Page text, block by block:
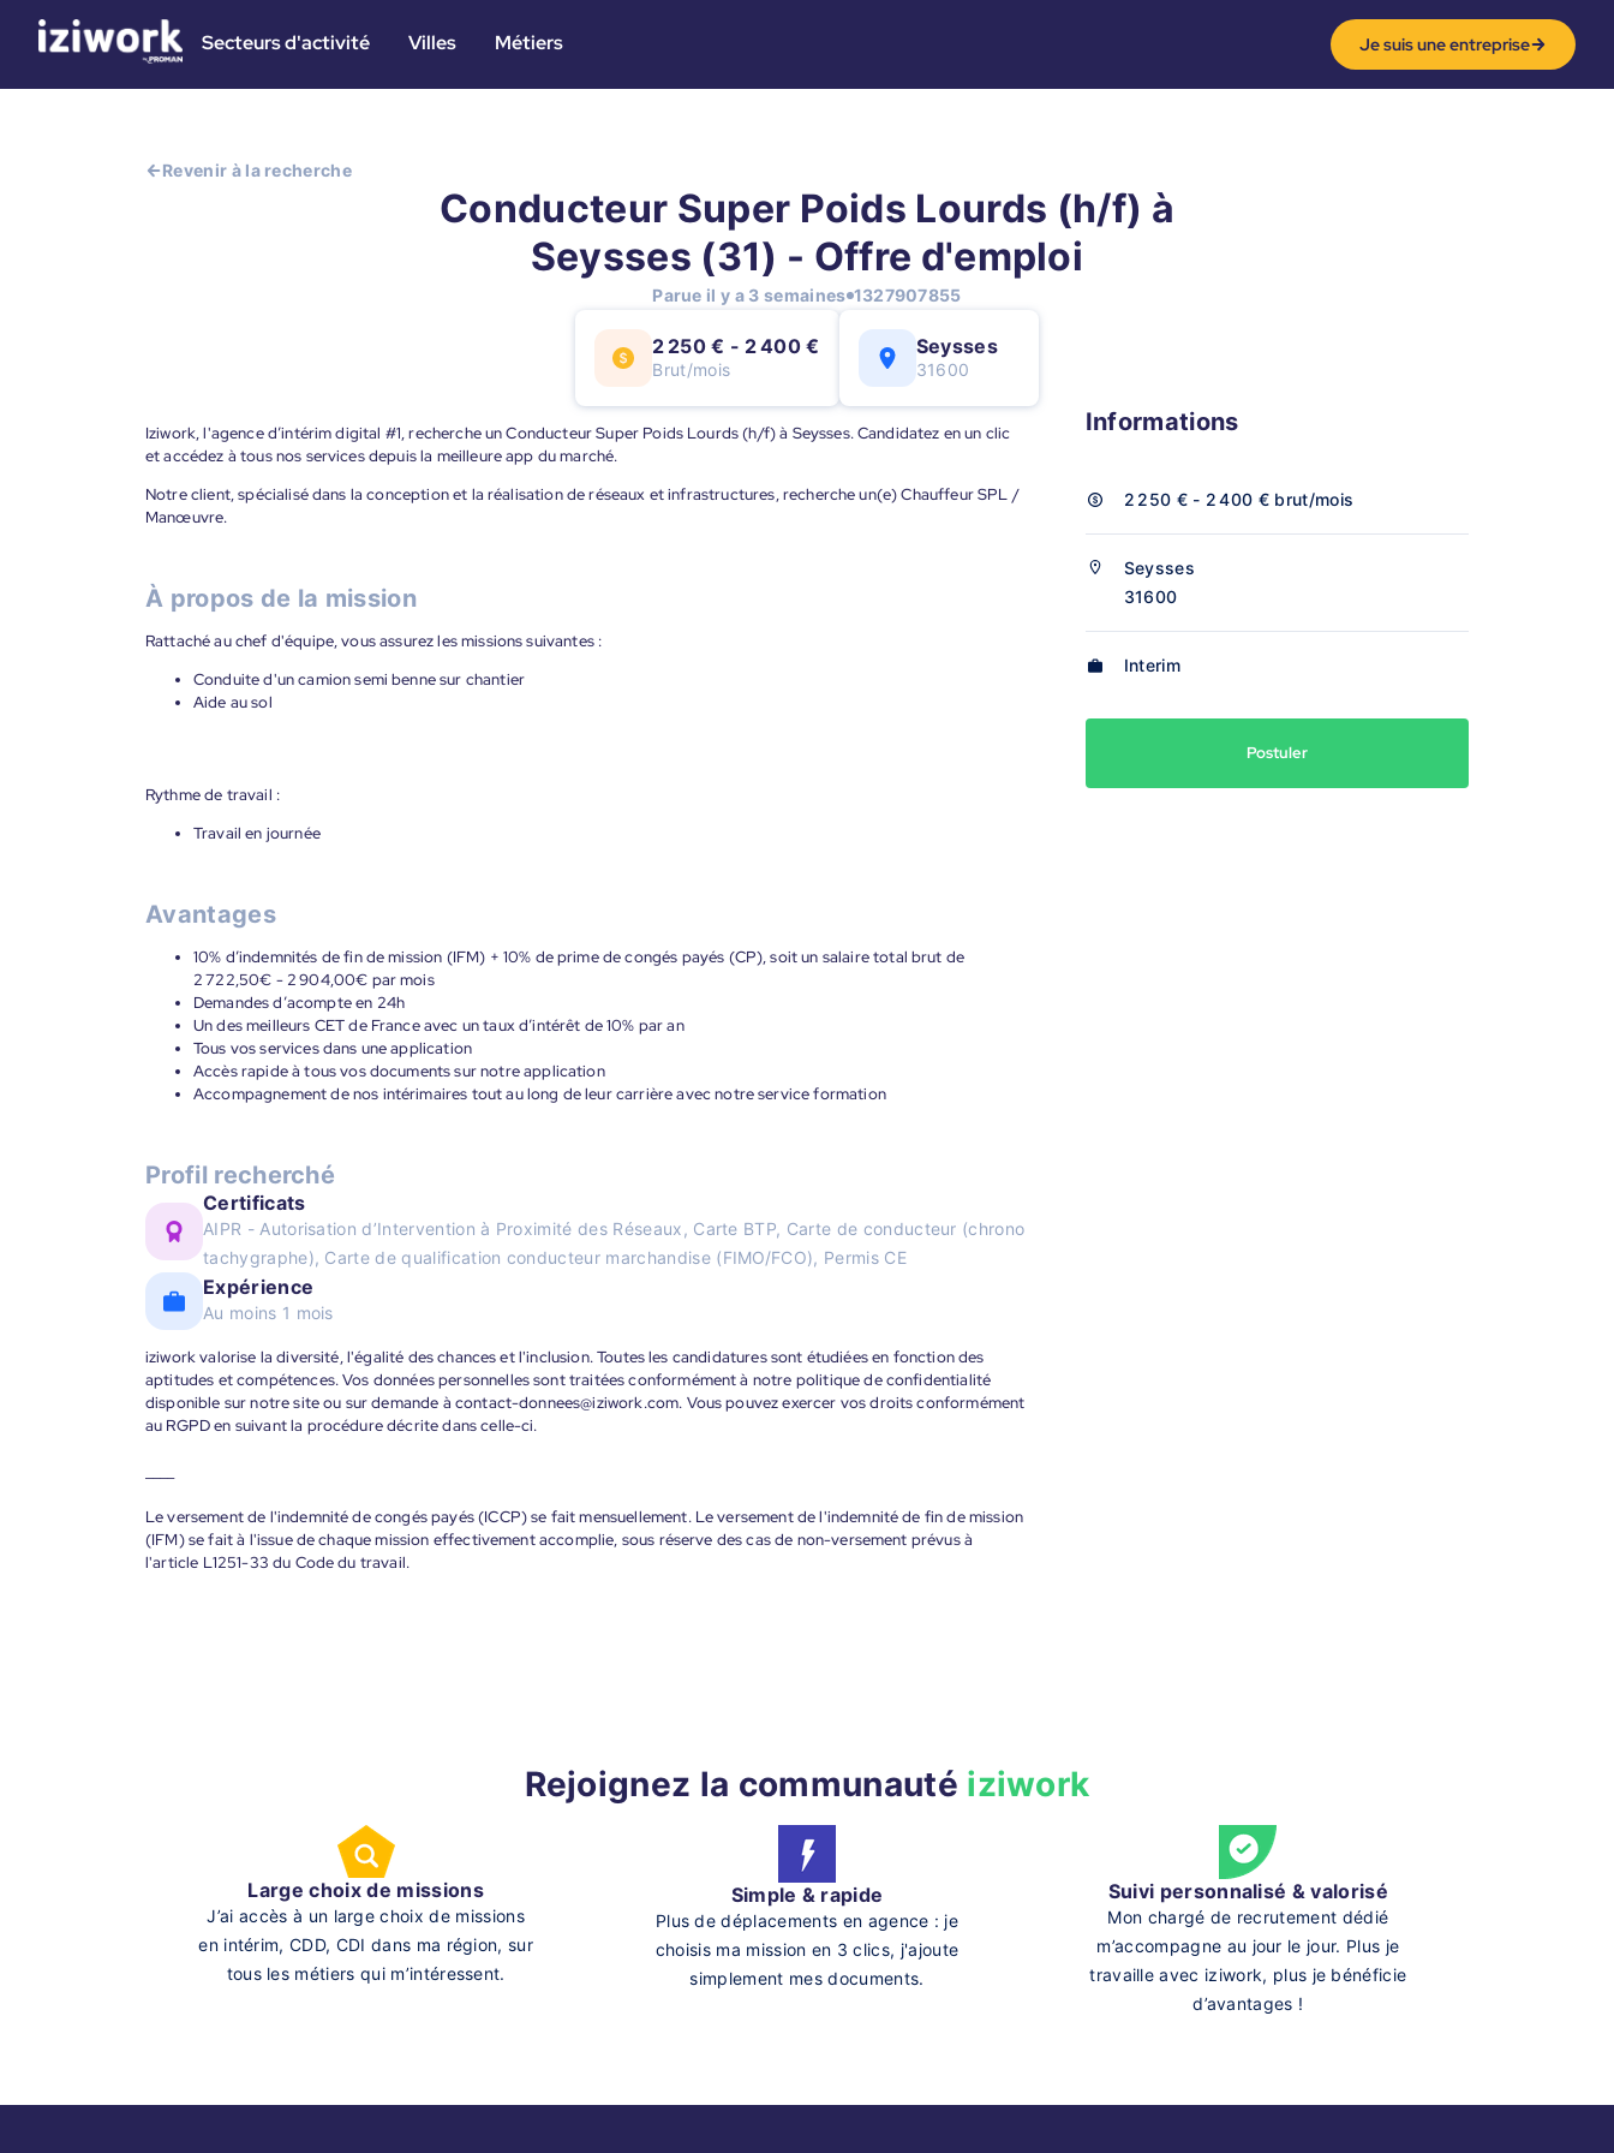
Secteurs d'activité Villes Métiers Je suis une entreprise
Revenir à la recherche
Conducteur Super Poids Lourds (h/f) à
Seysses (31) - Offre d'emploi
Parue il y a 3 semaines 1327907855
2 250 € - 2 400 €
Brut/mois
Seysses
31600
Iziwork, l'agence d’intérim digital #1, recherche un Conducteur Super Poids Lourds (h/f) à Seysses. Candidatez en un clic
et accédez à tous nos services depuis la meilleure app du marché.
Notre client, spécialisé dans la conception et la réalisation de réseaux et infrastructures, recherche un(e) Chauffeur SPL /
Manœuvre.
À propos de la mission
Rattaché au chef d'équipe, vous assurez les missions suivantes :
Conduite d'un camion semi benne sur chantier
Aide au sol
Rythme de travail :
Travail en journée
Avantages
10% d’indemnités de fin de mission (IFM) + 10% de prime de congés payés (CP), soit un salaire total brut de
2 722,50€ - 2 904,00€ par mois
Demandes d’acompte en 24h
Un des meilleurs CET de France avec un taux d’intérêt de 10% par an
Tous vos services dans une application
Accès rapide à tous vos documents sur notre application
Accompagnement de nos intérimaires tout au long de leur carrière avec notre service formation
Profil recherché
Certificats
AIPR - Autorisation d’Intervention à Proximité des Réseaux, Carte BTP, Carte de conducteur (chrono
tachygraphe), Carte de qualification conducteur marchandise (FIMO/FCO), Permis CE
Expérience
Au moins 1 mois
iziwork valorise la diversité, l'égalité des chances et l'inclusion. Toutes les candidatures sont étudiées en fonction des
aptitudes et compétences. Vos données personnelles sont traitées conformément à notre politique de confidentialité
disponible sur notre site ou sur demande à contact-donnees@iziwork.com. Vous pouvez exercer vos droits conformément
au RGPD en suivant la procédure décrite dans celle-ci.
Le versement de l'indemnité de congés payés (ICCP) se fait mensuellement. Le versement de l'indemnité de fin de mission
(IFM) se fait à l'issue de chaque mission effectivement accomplie, sous réserve des cas de non-versement prévus à
l'article L1251-33 du Code du travail.
Informations
2 250 € - 2 400 € brut/mois
Seysses
31600
Interim
Postuler
Rejoignez la communauté iziwork
Large choix de missions
J’ai accès à un large choix de missions
en intérim, CDD, CDI dans ma région, sur
tous les métiers qui m’intéressent.
Simple & rapide
Plus de déplacements en agence : je
choisis ma mission en 3 clics, j'ajoute
simplement mes documents.
Suivi personnalisé & valorisé
Mon chargé de recrutement dédié
m’accompagne au jour le jour. Plus je
travaille avec iziwork, plus je bénéficie
d’avantages !